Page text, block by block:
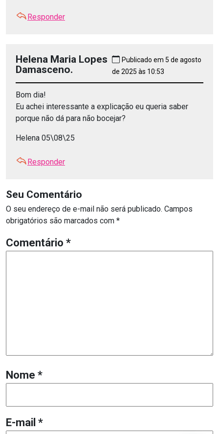
Responder
Helena Maria Lopes
Damasceno.
Publicado em 5 de agosto
de 2025 às 10:53
Bom dia!
Eu achei interessante a explicação eu queria saber
porque não dá para não bocejar?
Helena 05\08\25
Responder
Seu Comentário
O seu endereço de e-mail não será publicado. Campos
obrigatórios são marcados com *
Comentário *
Nome *
E-mail *